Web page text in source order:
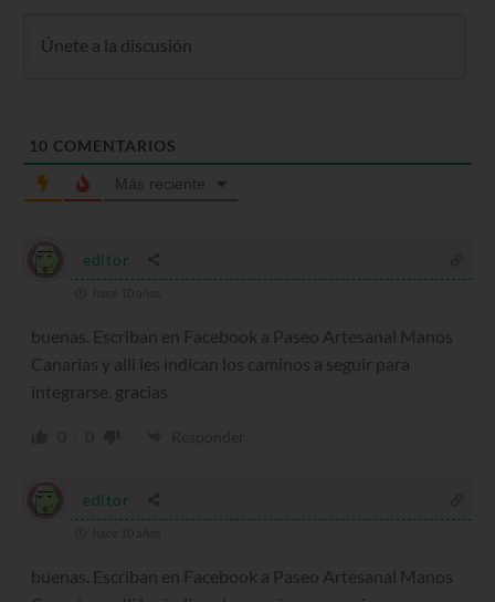
10 COMENTARIOS
Más reciente
editor
buenas. Escriban en Facebook a Paseo Artesanal Manos
Canarias y alli les indican los caminos a seguir para
integrarse. gracias
editor
buenas. Escriban en Facebook a Paseo Artesanal Manos